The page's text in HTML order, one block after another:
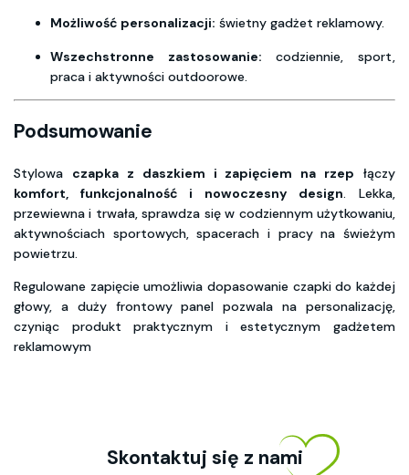
Możliwość personalizacji: świetny gadżet reklamowy.
Wszechstronne zastosowanie: codziennie, sport,
praca i aktywności outdoorowe.
Podsumowanie
Stylowa czapka z daszkiem i zapięciem na rzep łączy
komfort, funkcjonalność i nowoczesny design. Lekka,
przewiewna i trwała, sprawdza się w codziennym użytkowaniu,
aktywnościach sportowych, spacerach i pracy na świeżym
powietrzu.
Regulowane zapięcie umożliwia dopasowanie czapki do każdej
głowy, a duży frontowy panel pozwala na personalizację,
czyniąc produkt praktycznym i estetycznym gadżetem
reklamowym
Skontaktuj się z nami